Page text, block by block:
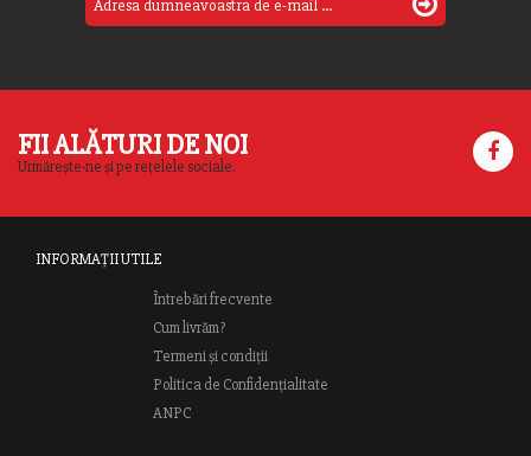
FII ALĂTURI DE NOI
Urmărește-ne și pe rețelele sociale.
INFORMAȚII UTILE
Întrebări frecvente
Cum livrăm?
Termeni și condiții
Politica de Confidențialitate
ANPC